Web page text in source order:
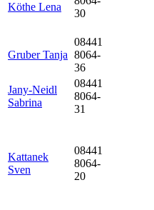
Köthe Lena
30
Gruber Tanja
08441
8064-
36
Jany-Neidl
Sabrina
08441
8064-
31
Kattanek
Sven
08441
8064-
20